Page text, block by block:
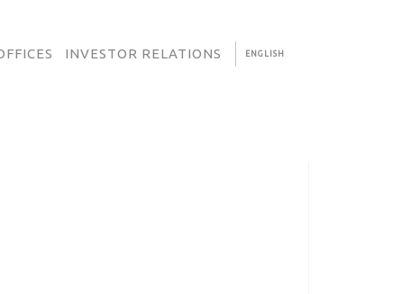
INVESTOR RELATIONS ENGLISH